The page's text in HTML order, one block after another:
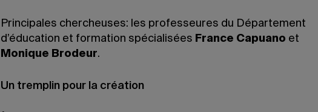
Principales chercheuses: les professeures du Département
d’éducation et formation spécialisées France Capuano et
Monique Brodeur.
Un tremplin pour la création